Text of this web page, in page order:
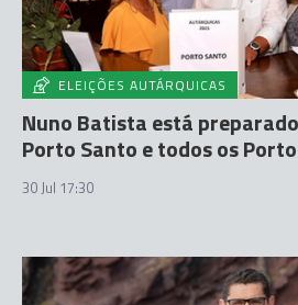
ELEIÇÕES AUTÁRQUICAS
Nuno Batista está
Porto Santo e todos os
30 Jul 17:30